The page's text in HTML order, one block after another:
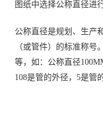
图纸中选择公称直径进
公称直径是规划、生产
（或管件）的标准称号
等，如：公称直径
108是管的外径，5是管